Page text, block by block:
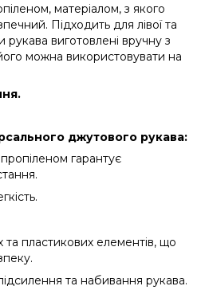
матеріалом, з якого
Підходить для лівої та
рукава виготовлені вручну з
можна використовувати на
джутового рукава:
гарантує
та пластикових елементів, що
та набивання рукава.